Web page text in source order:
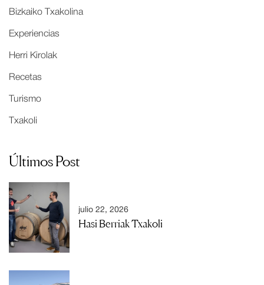
Bizkaiko Txakolina
Experiencias
Herri Kirolak
Recetas
Turismo
Txakoli
Últimos Post
julio 22, 2026
Hasi Berriak Txakoli